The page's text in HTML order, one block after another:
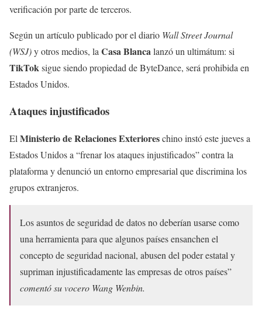
verificación por parte de terceros.
Según un artículo publicado por el diario Wall Street Journal
(WSJ)y otros medios, la Casa Blancalanzó un ultimátum: si
TikToksigue siendo propiedad de ByteDance, será prohibida en
Estados Unidos.
Ataques injustificados
El Ministerio de Relaciones Exterioreschino instó este jueves a
Estados Unidos a “frenar los ataques injustificados” contra la
plataforma y denunció un entorno empresarial que discrimina los
grupos extranjeros.
Los asuntos de seguridad de datos no deberían usarse como
una herramienta para que algunos países ensanchen el
concepto de seguridad nacional, abusen del poder estatal y
supriman injustificadamente las empresas de otros países”
comentó su vocero Wang Wenbin.